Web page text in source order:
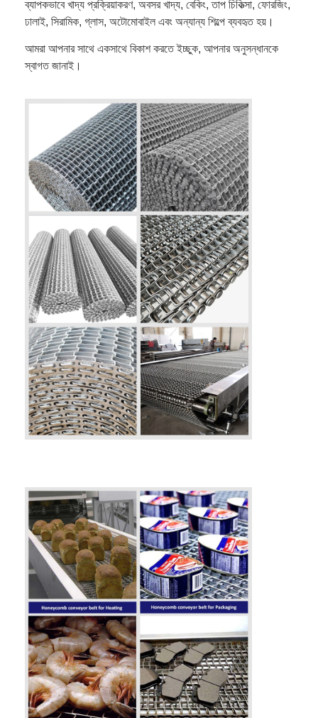
ব্যাপকভাবে খাদ্য প্রক্রিয়াকরণ, অবসর খাদ্য, বেকিং, তাপ চিকিত্সা, ফোরজিং,
ঢালাই, সিরামিক, গ্লাস, অটোমোবাইল এবং অন্যান্য শিল্পে ব্যবহৃত হয়।
আমরা আপনার সাথে একসাথে বিকাশ করতে ইচ্ছুক, আপনার অনুসন্ধানকে
স্বাগত জানাই।